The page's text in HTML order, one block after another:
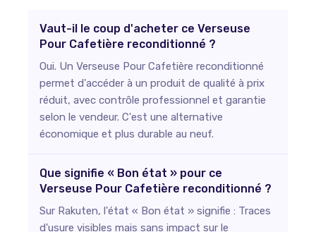
Vaut-il le coup d'acheter ce Verseuse
Pour Cafetière reconditionné ?
Oui. Un Verseuse Pour Cafetière reconditionné
permet d'accéder à un produit de qualité à prix
réduit, avec contrôle professionnel et garantie
selon le vendeur. C'est une alternative
économique et plus durable au neuf.
Que signifie « Bon état » pour ce
Verseuse Pour Cafetière reconditionné ?
Sur Rakuten, l'état « Bon état » signifie : Traces
d'usure visibles mais sans impact sur le